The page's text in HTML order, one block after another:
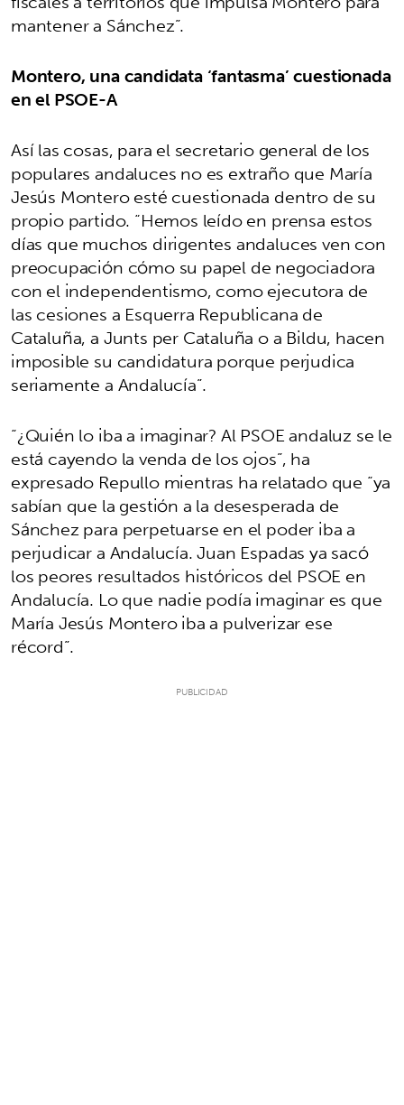
mantener a Sánchez”.
Montero, una candidata ‘fantasma’ cuestionada
en el PSOE-A
Así las cosas, para el secretario general de los
populares andaluces no es extraño que María
Jesús Montero esté cuestionada dentro de su
propio partido. “Hemos leído en prensa estos
días que muchos dirigentes andaluces ven con
preocupación cómo su papel de negociadora
con el independentismo, como ejecutora de
las cesiones a Esquerra Republicana de
Cataluña, a Junts per Cataluña o a Bildu, hacen
imposible su candidatura porque perjudica
seriamente a Andalucía”.
“¿Quién lo iba a imaginar? Al PSOE andaluz se le
está cayendo la venda de los ojos”, ha
expresado Repullo mientras ha relatado que “ya
sabían que la gestión a la desesperada de
Sánchez para perpetuarse en el poder iba a
perjudicar a Andalucía. Juan Espadas ya sacó
los peores resultados históricos del PSOE en
Andalucía. Lo que nadie podía imaginar es que
María Jesús Montero iba a pulverizar ese
récord”.